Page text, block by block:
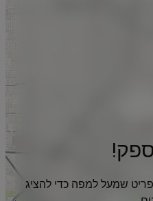
שמעל למפה כדי להציג